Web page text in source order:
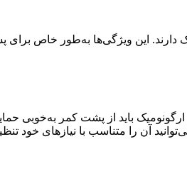
این ویژگی‌ها به‌طور خاص
باید از پشت کمر به‌خوبی
آن را متناسب با نیازهای خود